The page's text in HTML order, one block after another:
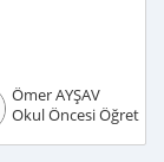
Ömer AYŞAV
Okul Öncesi